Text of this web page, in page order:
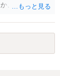
、 相手が認知
養う義務があり
手に収入がなか
い可能性はあ